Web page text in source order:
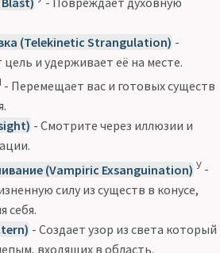
(Telekinetic Strangulation) -
и удерживает её на месте.
- Перемещает вас и готовых существ
- Смотрите через иллюзии и
(Vampiric Exsanguination) У -
силу из существ в конусе,
себя.
- Создает узор из света который
входящих в область.